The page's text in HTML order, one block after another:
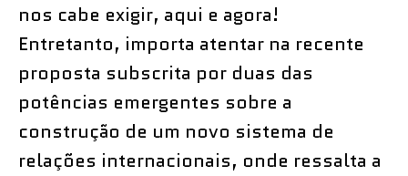
nos cabe exigir, aqui e agora!
Entretanto, importa atentar na recente
proposta subscrita por duas das
potências emergentes sobre a
construção de um novo sistema de
relações internacionais, onde ressalta a